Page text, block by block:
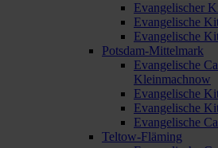
Evangelischer
Evangelische
Evangelische
Potsdam-Mittelmark
Evangelische
Kleinmachnow
Evangelische
Evangelische
Evangelische
Teltow-Fläming